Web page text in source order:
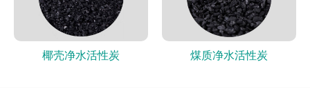
椰壳净水活性炭 煤质净水活性炭